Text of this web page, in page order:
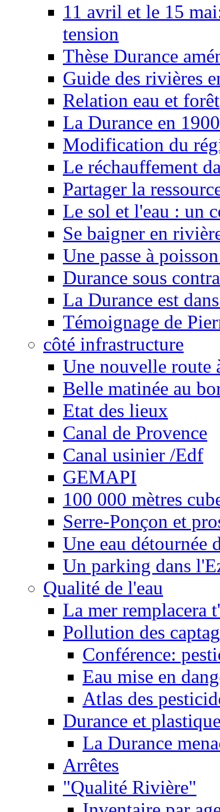
11 avril et le 15
tension
Thèse Durance
Guide des rivières
Relation eau et forêt
La Durance en 1900
Modification du
Le réchauffement
Partager la
Le sol et l'eau : un
Se baigner en
Une passe à
Durance sous
La Durance est
Témoignage de
côté infrastructure
Une nouvelle route
Belle matinée au
Etat des lieux
Canal de Provence
Canal usinier /Edf
GEMAPI
100 000 mètres
Serre-Ponçon et
Une eau détournée
Un parking dans
Qualité de l'eau
La mer remplacera
Pollution des
Conférence:
Eau mise en
Atlas des
Durance et
La Durance
Arrêtes
"Qualité Rivière"